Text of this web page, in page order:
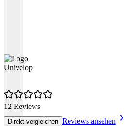
Univelop
12 Reviews
Direkt vergleichen Reviews ansehen